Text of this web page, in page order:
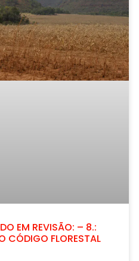
EM REVISÃO: – 8.:
CÓDIGO FLORESTAL